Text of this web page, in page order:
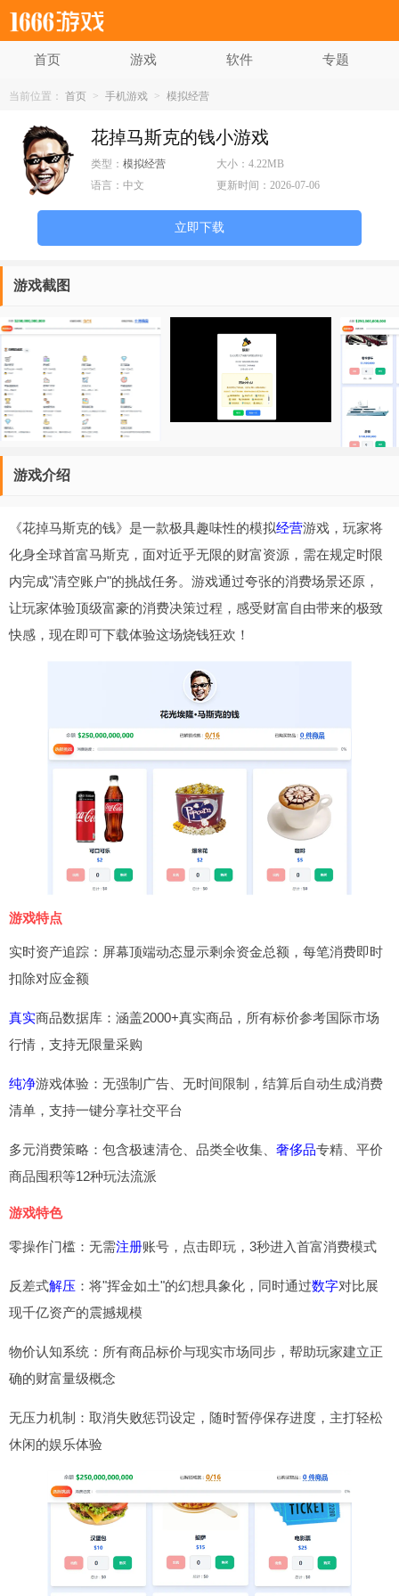
首页 游戏 软件 专题
当前位置： 首页 > 手机游戏 > 模拟经营
花掉马斯克的钱小游戏
类型： 模拟经营 大小：4.22MB
语言： 中文 更新时间：2026-07-06
立即下载
游戏截图
游戏介绍
《花掉马斯克的钱》是一款极具趣味性的模拟经营游戏，玩家将
化身全球首富马斯克，面对近乎无限的财富资源，需在规定时限
内完成"清空账户"的挑战任务。游戏通过夸张的消费场景还原，
让玩家体验顶级富豪的消费决策过程，感受财富自由带来的极致
快感，现在即可下载体验这场烧钱狂欢！
游戏特点
实时资产追踪：屏幕顶端动态显示剩余资金总额，每笔消费即时
扣除对应金额
真实商品数据库：涵盖2000+真实商品，所有标价参考国际市场
行情，支持无限量采购
纯净游戏体验：无强制广告、无时间限制，结算后自动生成消费
清单，支持一键分享社交平台
多元消费策略：包含极速清仓、品类全收集、 奢侈品专精、平价
商品囤积等12种玩法流派
游戏特色
零操作门槛：无需注册账号，点击即玩，3秒进入首富消费模式
反差式解压 ：将"挥金如土"的幻想具象化，同时通过数字对比展
现千亿资产的震撼规模
物价认知系统：所有商品标价与现实市场同步，帮助玩家建立正
确的财富量级概念
无压力机制：取消失败惩罚设定，随时暂停保存进度，主打轻松
休闲的娱乐体验